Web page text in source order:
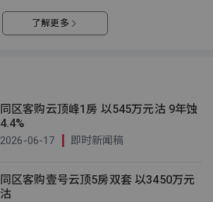
了解更多
同区客购云顶峰1房 以545万元沽 9年蚀
4.4%
2026-06-17 即时新闻稿
同区客购壹号云顶5房双套 以3450万元
沽